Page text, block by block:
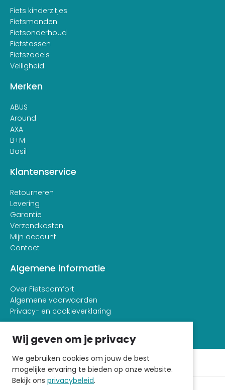
Fiets kinderzitjes
Fietsmanden
Fietsonderhoud
Fietstassen
Fietszadels
Veiligheid
Merken
ABUS
Around
AXA
B+M
Basil
Klantenservice
Retourneren
Levering
Garantie
Verzendkosten
Mijn account
Contact
Algemene informatie
Over Fietscomfort
Algemene voorwaarden
Privacy- en cookieverklaring
Wij geven om je privacy
We gebruiken cookies om jouw de best
mogelijke ervaring te bieden op onze website.
Bekijk ons privacybeleid.